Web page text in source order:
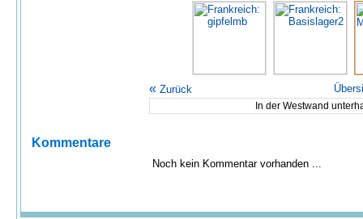
« Zurück
In der Westwand
Kommentare
Noch kein Kommentar vorhanden ...